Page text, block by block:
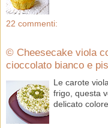
22 commenti:
© Cheesecake viola
cioccolato bianco e
Le carote
frigo, questa
delicato